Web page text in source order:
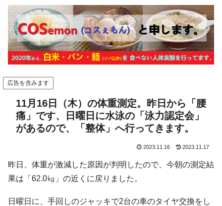
広告を含みます
11月16日（木）の体重測定。昨日から「腰
痛」です、日曜日に水泳の「泳力認定会」
があるので、「整体」へ行ってきます。
2023.11.16 2023.11.17
昨日、体重が激減した原因が判明したので、今朝の測定結
果は「62.0㎏」の近くに戻りました。
日曜日に、手回しのジャッキで2台の車のタイヤ交換をし